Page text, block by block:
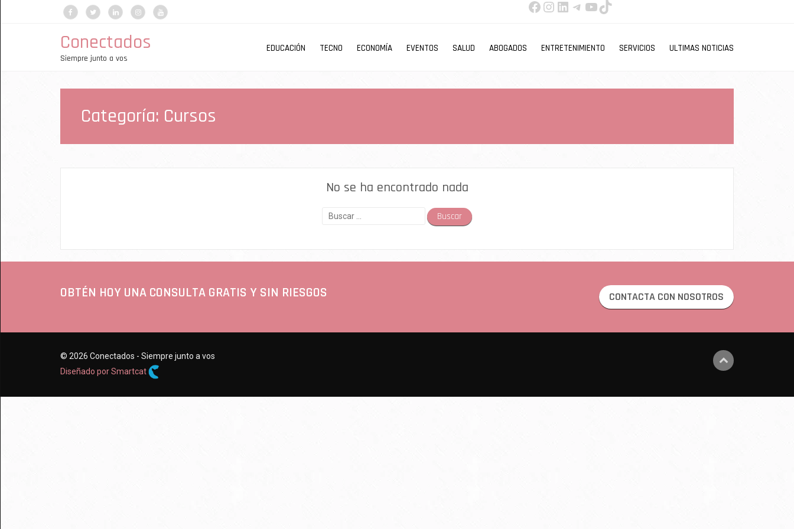
Facebook
Instagram
LinkedIn
Telegram
YouTube
TikTok
Conectados
Siempre junto a vos
EDUCACIÓN TECNO ECONOMÍA EVENTOS SALUD ABOGADOS ENTRETENIMIENTO SERVICIOS ULTIMAS NOTICIAS
Categoría: Cursos
No se ha encontrado nada
Buscar:
OBTÉN HOY UNA CONSULTA GRATIS Y SIN RIESGOS CONTACTA CON NOSOTROS
© 2026 Conectados - Siempre junto a vos
Diseñado por Smartcat